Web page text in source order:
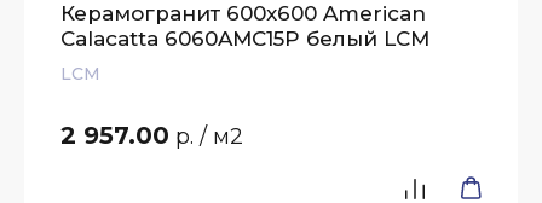
Керамогранит 600x600 American
Calacatta 6060AMC15P белый LCM
LCM
2 957.00 р. / м2